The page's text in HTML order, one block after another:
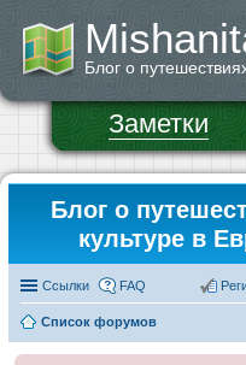
Блог о
Заметки
Блог о
культуре в
Ссылки FAQ
Список форумов